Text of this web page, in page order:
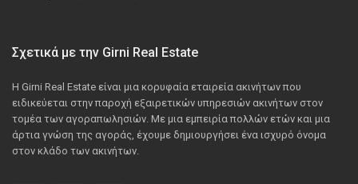
Σχετικά με την Girni Real Estate
Η Girni Real Estate είναι μια κορυφαία εταιρεία ακινήτων που
ειδικεύεται στην παροχή εξαιρετικών υπηρεσιών ακινήτων στον
τομέα των αγοραπωλησιών. Με μια εμπειρία πολλών ετών και μια
άρτια γνώση της αγοράς, έχουμε δημιουργήσει ένα ισχυρό όνομα
στον κλάδο των ακινήτων.